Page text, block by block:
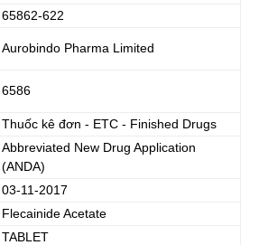
65862-622
Aurobindo Pharma Limited
6586
Thuốc kê đơn - ETC - Finished Drugs
Abbreviated New Drug Application
(ANDA)
03-11-2017
Flecainide Acetate
TABLET